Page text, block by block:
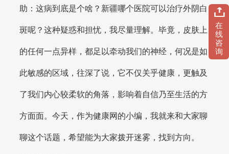
助：这病到底是个啥？新疆哪个医院可以治疗外阴白
斑呢？这种疑惑和担忧，我尽量理解。毕竟，皮肤上
的任何一点异样，都足以牵动我们的神经，何况是如
此敏感的区域，往深了说，它不仅关乎健康，更触及
了我们内心较柔软的角落，影响着自信乃至生活的方
方面面。今天，作为健康网的小编，我就来和大家聊
聊这个话题，希望能为大家拨开迷雾，找到方向。
在
线
咨
询